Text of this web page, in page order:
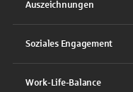
Auszeichnungen
Soziales Engagement
Work-Life-Balance